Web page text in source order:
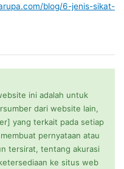
blog/6-jenis-sikat-
ini adalah untuk
dari website lain,
yang terkait pada setiap
pernyataan atau
tersirat, tentang akurasi
ke situs web